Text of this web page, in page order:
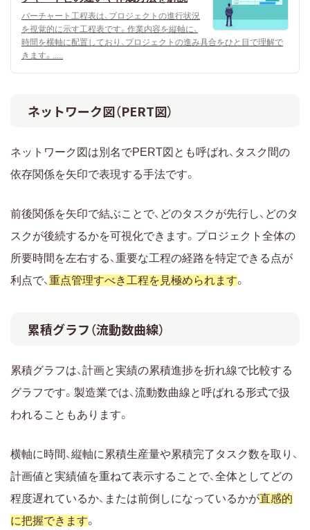
バーチャート工程表は、プロジェクトの進行状況
を視覚的に示す工程表です。作業内容を縦軸に、
時間を横軸に配置しており、プロジェクトの進み具合をひと目で理解で
きます。.....
ネットワーク図（PERT図）
ネットワーク図は別名でPERT図とも呼ばれ、タスク間の
依存関係を矢印で表現する手法です。
前後関係を矢印で結ぶことで、どのタスクが先行し、どのタ
スクが後続するかを可視化できます。プロジェクト全体の
所要時間を左右する、重要な工程の経路を特定できる点が
利点で、 重点管理すべき工程を見極められます。
累積グラフ（流動数曲線）
累積グラフは、計画と実績の累積進捗を折れ線で比較する
グラフです。製造業では、流動数曲線と呼ばれる形式で扱
われることもあります。
横軸に時間、縦軸に累積生産量や累積完了タスク数を取り、
計画値と実績値を重ねて表示することで、全体としてどの
程度遅れているか、または前倒しになっているかが直感的
に把握できます。